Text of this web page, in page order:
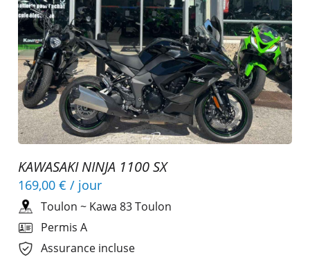
KAWASAKI NINJA 1100 SX
169,00 € / jour
Toulon ~ Kawa 83 Toulon
Permis A
Assurance incluse